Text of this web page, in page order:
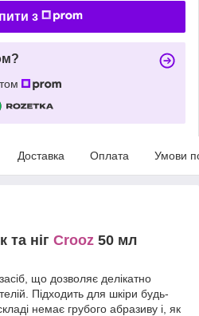
з
Доставка Оплата Умови
та ніг Crooz 50 мл
засіб, що дозволяє делікатно
Підходить для шкіри будь-
немає грубого абразиву і, як